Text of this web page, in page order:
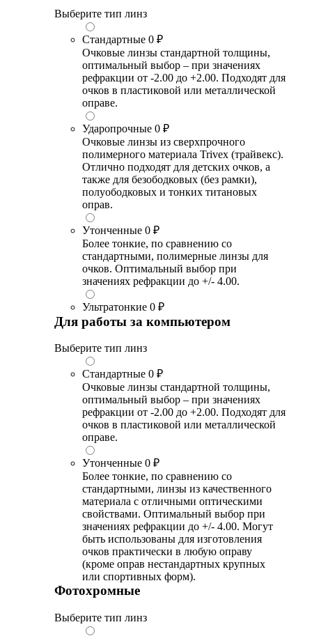
Выберите тип линз
Стандартные 0 ₽
Очковые линзы стандартной толщины,
оптимальный выбор – при значениях
рефракции от -2.00 до +2.00. Подходят для
очков в пластиковой или металлической
оправе.
Ударопрочные 0 ₽
Очковые линзы из сверхпрочного
полимерного материала Trivex (трайвекс).
Отлично подходят для детских очков, а
также для безободковых (без рамки),
полуободковых и тонких титановых
оправ.
Утонченные 0 ₽
Более тонкие, по сравнению со
стандартными, полимерные линзы для
очков. Оптимальный выбор при
значениях рефракции до +/- 4.00.
Ультратонкие 0 ₽
Для работы за компьютером
Выберите тип линз
Стандартные 0 ₽
Очковые линзы стандартной толщины,
оптимальный выбор – при значениях
рефракции от -2.00 до +2.00. Подходят для
очков в пластиковой или металлической
оправе.
Утонченные 0 ₽
Более тонкие, по сравнению со
стандартными, линзы из качественного
материала с отличными оптическими
свойствами. Оптимальный выбор при
значениях рефракции до +/- 4.00. Могут
быть использованы для изготовления
очков практически в любую оправу
(кроме оправ нестандартных крупных
или спортивных форм).
Фотохромные
Выберите тип линз